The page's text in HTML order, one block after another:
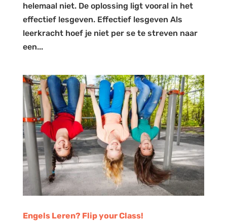
helemaal niet. De oplossing ligt vooral in het
effectief lesgeven. Effectief lesgeven Als
leerkracht hoef je niet per se te streven naar
een...
Engels Leren? Flip your Class!